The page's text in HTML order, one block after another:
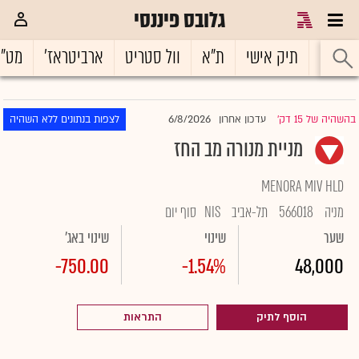
גלובס פיננסי
ראשי תיק אישי ת"א וול סטריט ארביטראז'
בהשהיה של 15 דק' |עדכון אחרון 6/8/2026 לצפות בנתונים ללא השהיה
מניית מנורה מב החז
MENORA MIV HLD
מניה
566018 תל-אביב NIS סוף יום
שער
48,000
שינוי
-1.54%
שינוי באג'
-750.00
הוסף לתיק התראות